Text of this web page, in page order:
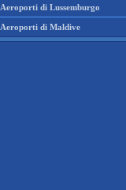
Aeroporti di Lussemburgo
Aeroporti di Maldive